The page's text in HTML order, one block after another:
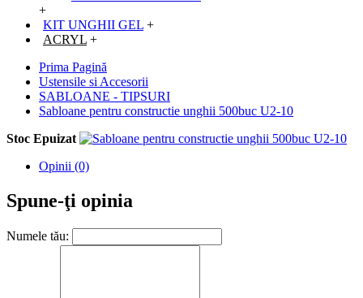
+
KIT UNGHII GEL +
ACRYL +
Prima Pagină
Ustensile si Accesorii
SABLOANE - TIPSURI
Sabloane pentru constructie unghii 500buc U2-10
Stoc Epuizat
Opinii (0)
Spune-ţi opinia
Numele tău: